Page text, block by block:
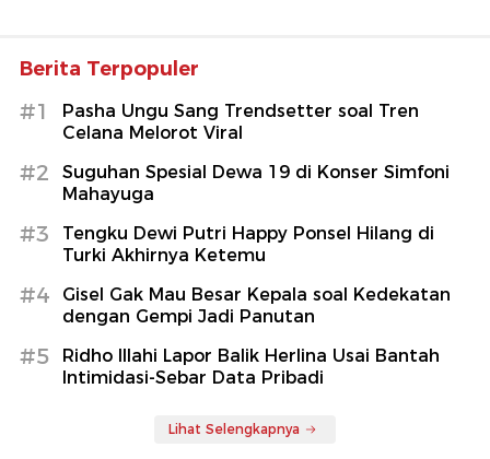
Berita Terpopuler
#1
Pasha Ungu Sang Trendsetter soal Tren
Celana Melorot Viral
#2
Suguhan Spesial Dewa 19 di Konser Simfoni
Mahayuga
#3
Tengku Dewi Putri Happy Ponsel Hilang di
Turki Akhirnya Ketemu
#4
Gisel Gak Mau Besar Kepala soal Kedekatan
dengan Gempi Jadi Panutan
#5
Ridho Illahi Lapor Balik Herlina Usai Bantah
Intimidasi-Sebar Data Pribadi
Lihat Selengkapnya